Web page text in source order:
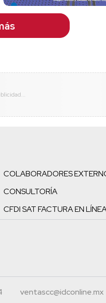
COLABORADORES
CONSULTORÍA
CFDI SAT FACTURA EN
ventascc@idconline.mx